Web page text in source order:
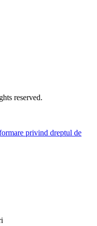
reserved.
privind dreptul de